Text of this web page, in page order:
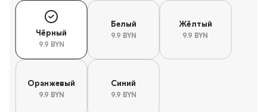
Чёрный
9.9 BYN
Белый
9.9 BYN
Жёлтый
9.9 BYN
Оранжевый
9.9 BYN
Синий
9.9 BYN